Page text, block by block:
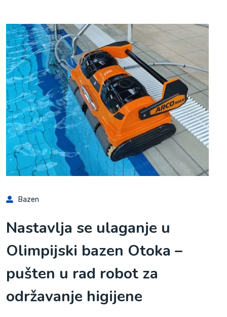
Bazen
Nastavlja se ulaganje u
Olimpijski bazen Otoka –
pušten u rad robot za
održavanje higijene